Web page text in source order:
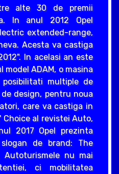
alte 30 de premii
In anul 2012 Opel
extended-range,
Acesta va castiga
In acelasi an este
model ADAM, o masina
multiple de
design, pentru noua
care va castiga in
Choice al revistei Auto,
2017 Opel prezinta
de brand: The
Autoturismele nu mai
ci mobilitatea